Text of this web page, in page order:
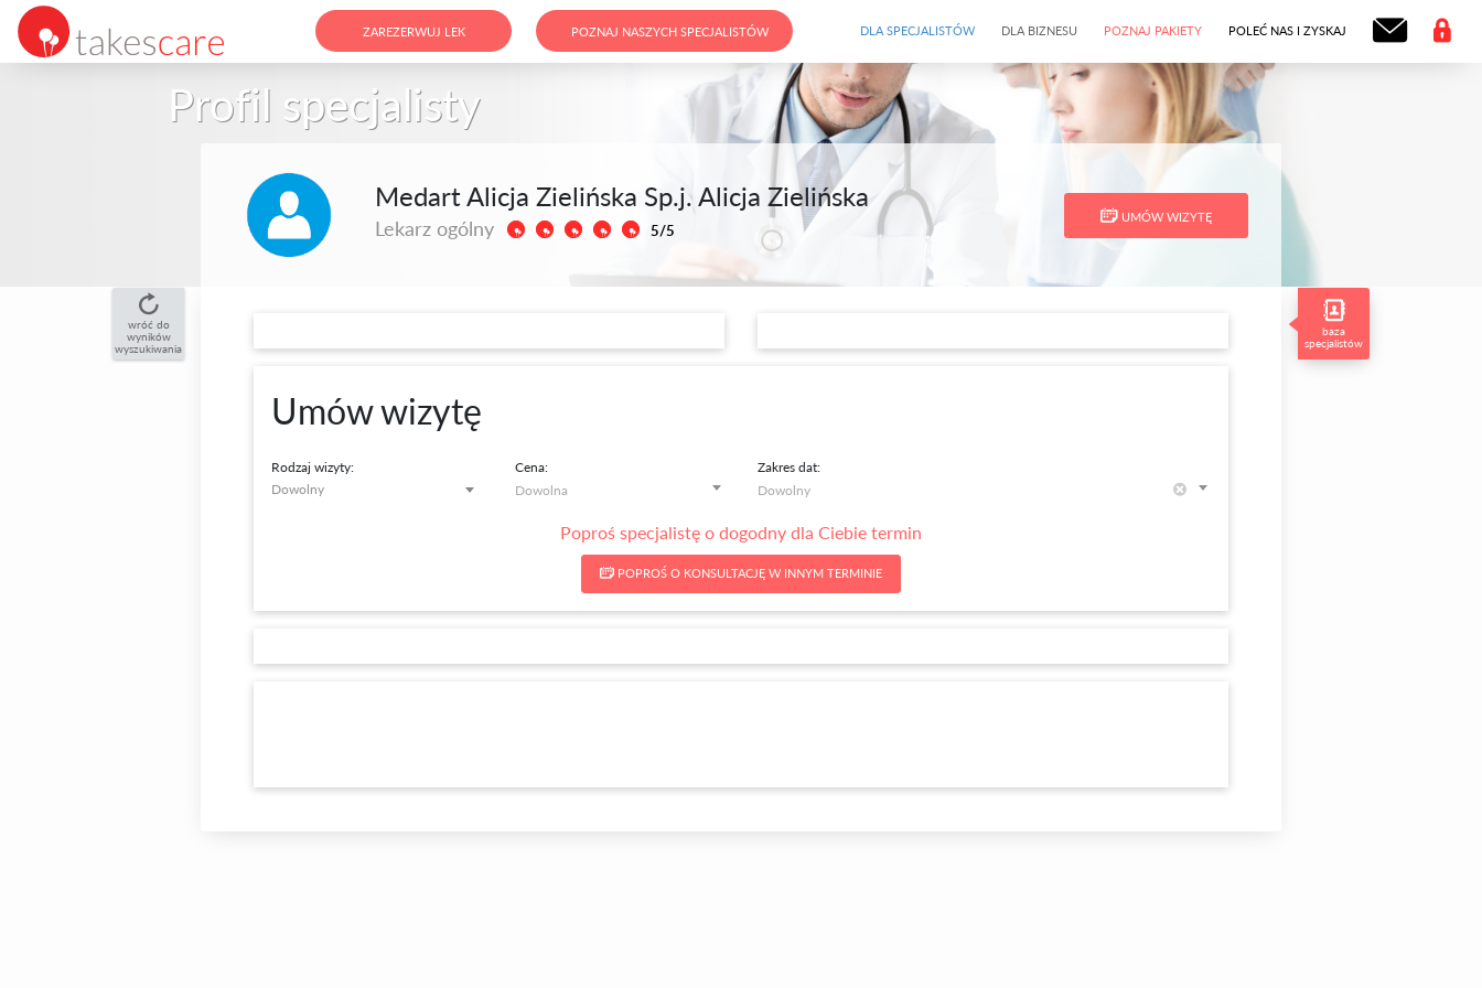
ZAREZERWUJ LEK POZNAJ NASZYCH SPECJALISTÓW DLA SPECJALISTÓW DLA BIZNESU POZNAJ PAKIETY POLEĆ NAS I ZYSKAJ
Profil specjalisty
Medart Alicja Zielińska Sp.j. Alicja Zielińska
Lekarz ogólny 5/5
UMÓW WIZYTĘ
wróć do
wyników
wyszukiwania
Umów wizytę
Rodzaj wizyty:
Dowolny
Cena: Zakres dat:
Poproś specjalistę o dogodny dla Ciebie termin
POPROŚ O KONSULTACJĘ W INNYM TERMINIE
baza
specjalistów